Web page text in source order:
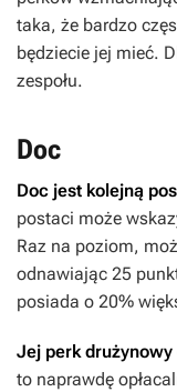
taka, że bardzo
będziecie jej mieć.
zespołu.
Doc
Doc jest kolejną
postaci może
Raz na poziom,
odnawiając 25
posiada o 20%
Jej perk
to naprawdę